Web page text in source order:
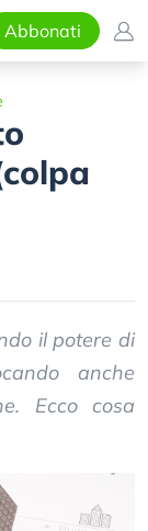
Abbonati
il potere di
anche
Ecco cosa